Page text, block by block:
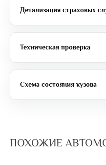
Детализация страховых
Техническая проверка
Схема состояния кузова
ПОХОЖИЕ